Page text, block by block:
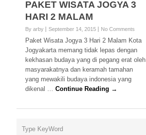
PAKET WISATA JOGYA 3
HARI 2 MALAM
By arby September 14, 2015 No Comments
Paket Wisata Jogya 3 Hari 2 Malam Kota
Jogyakarta memang tidak lepas dengan
kekhasan budaya yang di pegang erat oleh
masyarakatnya dan keramah tamahan
yang mewakili budaya indonesia yang
dikenal …Continue Reading →